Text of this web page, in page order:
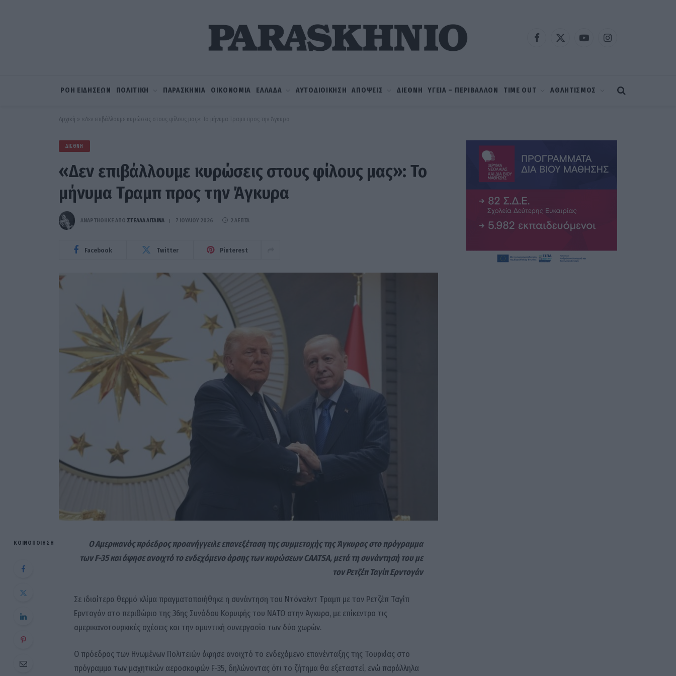
Facebook
X
YouTubeInstagram
ΡΟΗ ΕΙΔΗΣΕΩΝ ΠΟΛΙΤΙΚΗ ΠΑΡΑΣΚΗΝΙΑ ΟΙΚΟΝΟΜΙΑ ΕΛΛΑΔΑ ΑΥΤΟΔΙΟΙΚΗΣΗ ΑΠΟΨΕΙΣ ΔΙΕΘΝΗ ΥΓΕΙΑ – ΠΕΡΙΒΑΛΛΟΝ TIME OUT ΑΘΛΗΤΙΣΜΟΣ
Αρχική » «Δεν επιβάλλουμε κυρώσεις στους φίλους μας»: Το μήνυμα Τραμπ προς την Άγκυρα
ΔΙΕΘΝΉ
«Δεν επιβάλλουμε κυρώσεις στους φίλους μας»: Το
μήνυμα Τραμπ προς την Άγκυρα
ΑΝΑΡΤΗΘΗΚΕ ΑΠΟ ΣΤΈΛΛΑ ΛΊΤΑΙΝΑ 7 ΙΟΥΛΊΟΥ 2026 2 ΛΕΠΤΆ
Facebook Twitter Pinterest
ΚΟΙΝΟΠΟΊΗΣΗ
Ο Αμερικανός πρόεδρος προανήγγειλε επανεξέταση της συμμετοχής της Άγκυρας στο πρόγραμμα
των F-35 και άφησε ανοιχτό το ενδεχόμενο άρσης των κυρώσεων CAATSA, μετά τη συνάντησή του με
τον Ρετζέπ Ταγίπ Ερντογάν
Σε ιδιαίτερα θερμό κλίμα πραγματοποιήθηκε η συνάντηση του Ντόναλντ Τραμπ με τον Ρετζέπ Ταγίπ
Ερντογάν στο περιθώριο της 36ης Συνόδου Κορυφής του ΝΑΤΟ στην Άγκυρα, με επίκεντρο τις
αμερικανοτουρκικές σχέσεις και την αμυντική συνεργασία των δύο χωρών.
Ο πρόεδρος των Ηνωμένων Πολιτειών άφησε ανοιχτό το ενδεχόμενο επανένταξης της Τουρκίας στο
πρόγραμμα των μαχητικών αεροσκαφών F-35, δηλώνοντας ότι το ζήτημα θα εξεταστεί, ενώ παράλληλα